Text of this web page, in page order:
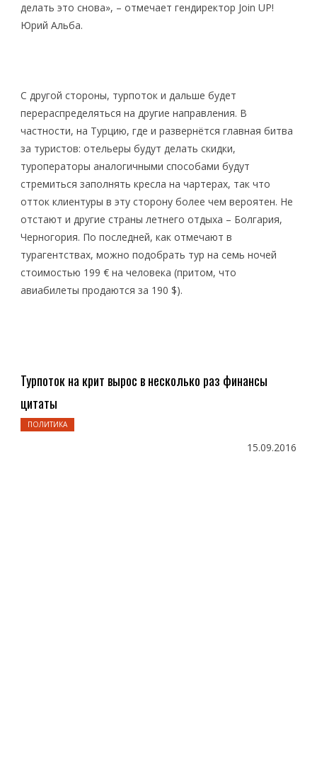
делать это снова», – отмечает гендиректор Join UP!
Юрий Альба.
С другой стороны, турпоток и дальше будет
перераспределяться на другие направления. В
частности, на Турцию, где и развернётся главная битва
за туристов: отельеры будут делать скидки,
туроператоры аналогичными способами будут
стремиться заполнять кресла на чартерах, так что
отток клиентуры в эту сторону более чем вероятен. Не
отстают и другие страны летнего отдыха – Болгария,
Черногория. По последней, как отмечают в
турагентствах, можно подобрать тур на семь ночей
стоимостью 199 € на человека (притом, что
авиабилеты продаются за 190 $).
Турпоток на крит вырос в несколько раз финансы
цитаты
ПОЛИТИКА
15.09.2016